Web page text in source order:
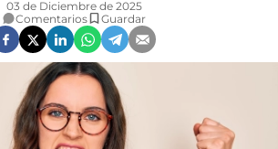
03 de Diciembre de 2025
Comentarios
Guardar